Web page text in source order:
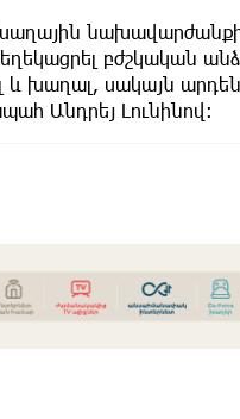
բժշկական
և խաղալ, սակայն
Անդրեյ Լունինով։